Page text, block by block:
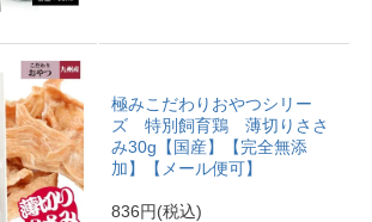
極みこだわりおやつシリー
ズ 特別飼育鶏 薄切りささ
み30g【国産】【完全無添
加】【メール便可】
836円(税込)